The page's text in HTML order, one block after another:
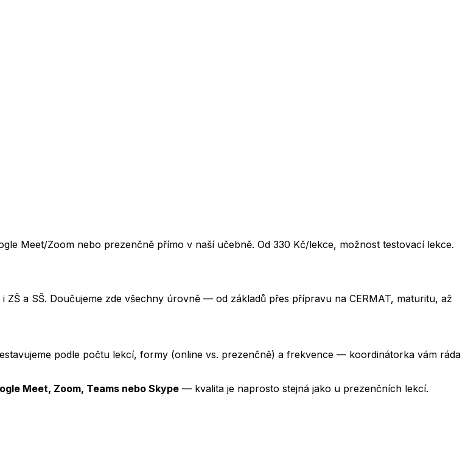
Meet/Zoom nebo prezenčně přímo v naší učebně. Od 330 Kč/lekce, možnost testovací lekce.
ZŠ a SŠ. Doučujeme zde všechny úrovně — od základů přes přípravu na CERMAT, maturitu, až
podle počtu lekcí, formy (online vs. prezenčně) a frekvence — koordinátorka vám ráda
Meet, Zoom, Teams nebo Skype — kvalita je naprosto stejná jako u prezenčních lekcí.